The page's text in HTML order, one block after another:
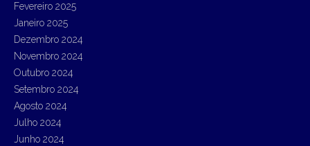
Fevereiro 2025
Janeiro 2025
Dezembro 2024
Novembro 2024
Outubro 2024
Setembro 2024
Agosto 2024
Julho 2024
Junho 2024